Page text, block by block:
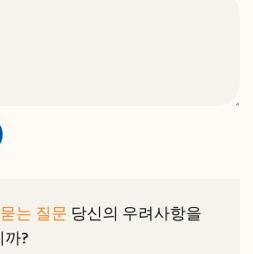
는 질문 당신의 우려사항을
?